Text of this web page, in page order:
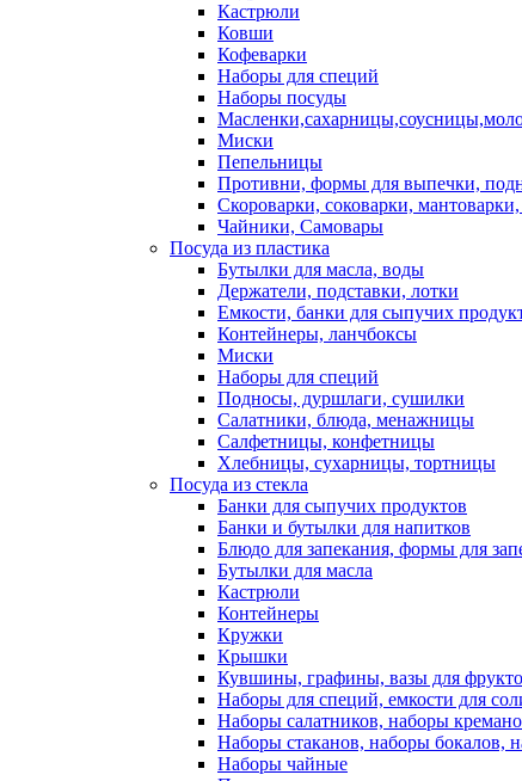
Кастрюли
Ковши
Кофеварки
Наборы для специй
Наборы посуды
Миски
Пепельницы
Противни, формы для выпечки,
Скороварки, соковарки,
Чайники, Самовары
Посуда из пластика
Бутылки для масла, воды
Держатели, подставки, лотки
Емкости, банки для сыпучих
Контейнеры, ланчбоксы
Миски
Наборы для специй
Подносы, дуршлаги, сушилки
Салатники, блюда, менажницы
Салфетницы, конфетницы
Хлебницы, сухарницы, тортницы
Посуда из стекла
Банки для сыпучих продуктов
Банки и бутылки для напитков
Блюдо для запекания, формы для
Бутылки для масла
Кастрюли
Контейнеры
Кружки
Крышки
Кувшины, графины, вазы для
Наборы для специй, емкости для
Наборы салатников, наборы
Наборы стаканов, наборы бокалов,
Наборы чайные